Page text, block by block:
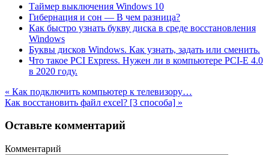
Таймер выключения Windows 10
Гибернация и сон — В чем разница?
Как быстро узнать букву диска в среде восстановления
Windows
Буквы дисков Windows. Как узнать, задать или сменить.
Что такое PCI Express. Нужен ли в компьютере PCI-E 4.0
в 2020 году.
« Как подключить компьютер к телевизору…
Как восстановить файл excel? [3 способа] »
Оставьте комментарий
Комментарий